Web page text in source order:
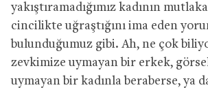
yakıştıramadığımız kadının
cincilikte uğraştığını ima eden
bulunduğumuz gibi. Ah, ne çok
zevkimize uymayan bir erkek,
uymayan bir kadınla beraberse,ya